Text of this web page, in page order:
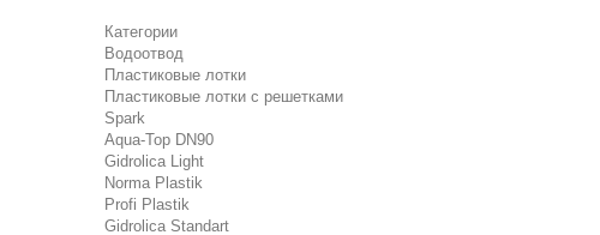
Категории
Водоотвод
Пластиковые лотки
Пластиковые лотки с решетками
Spark
Aqua-Top DN90
Gidrolica Light
Norma Plastik
Profi Plastik
Gidrolica Standart